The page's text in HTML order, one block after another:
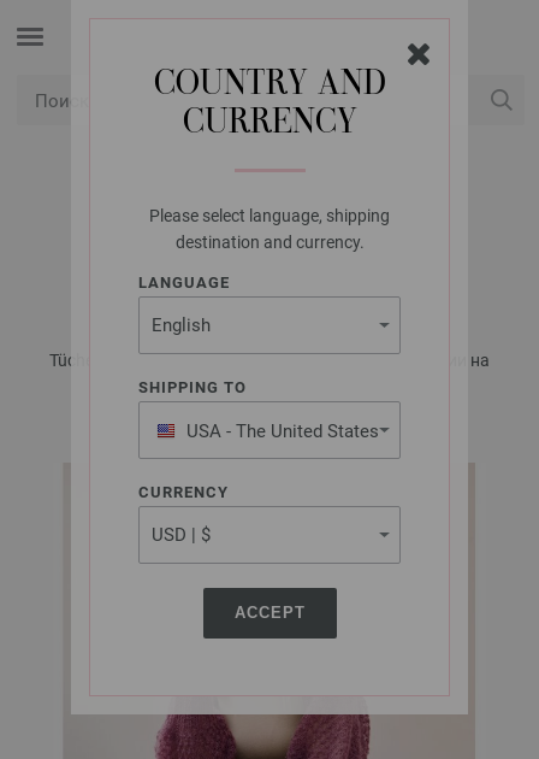
COUNTRY AND
CURRENCY
Please select language, shipping
destination and currency.
LANGUAGE
SHIPPING TO
USA - The United States
of America
CURRENCY
ACCEPT
LANA GROSSA
ШАЛЬ SILKHAIR
Tücher & Co. No. 7 - Журнал на немецком, инструкции на
русском языке | Модель 21